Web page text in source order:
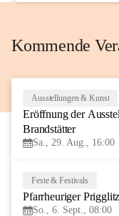
Kommende
Ausstellungen & Kunst
Eröffnung der
Brandstätter
Sa., 29. Aug., 16:00
Feste & Festivals
Pfarrheuriger Prigglitz
So., 6. Sept., 08:00